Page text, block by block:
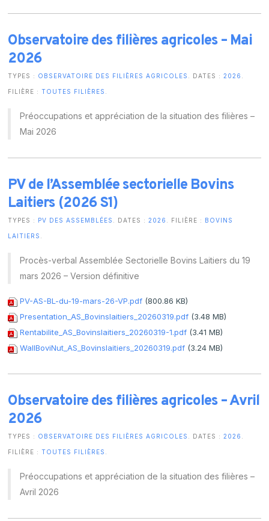
Observatoire des filières agricoles – Mai
2026
TYPES : OBSERVATOIRE DES FILIÈRES AGRICOLES . DATES :2026
FILIÈRE :TOUTES FILIÈRES
Préoccupations et appréciation de la situation des filières –
Mai 2026
PV de l’Assemblée sectorielle Bovins
Laitiers (2026 S1)
TYPES : PV DES ASSEMBLÉES . DATES :2026 . FILIÈRE : BOVINS
LAITIERS
Procès-verbal Assemblée Sectorielle Bovins Laitiers du 19
mars 2026 – Version définitive
PV-AS-BL-du-19-mars-26-VP.pdf (800.86 KB)
Presentation_AS_Bovinslaitiers_20260319.pdf (3.48 MB)
Rentabilite_AS_Bovinslaitiers_20260319-1.pdf (3.41 MB)
WallBoviNut_AS_Bovinslaitiers_20260319.pdf (3.24 MB)
Observatoire des filières agricoles – Avril
2026
TYPES : OBSERVATOIRE DES FILIÈRES AGRICOLES . DATES :2026
FILIÈRE :TOUTES FILIÈRES
Préoccupations et appréciation de la situation des filières –
Avril 2026